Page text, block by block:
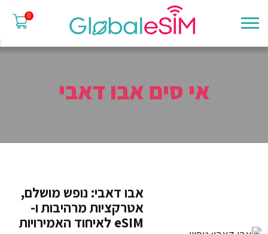
0
אי סים אבו דאבי
אבו דאבי: נופש מושלם,
אטרקציות מרהיבות ו-
eSIM לאיחוד האמירויות